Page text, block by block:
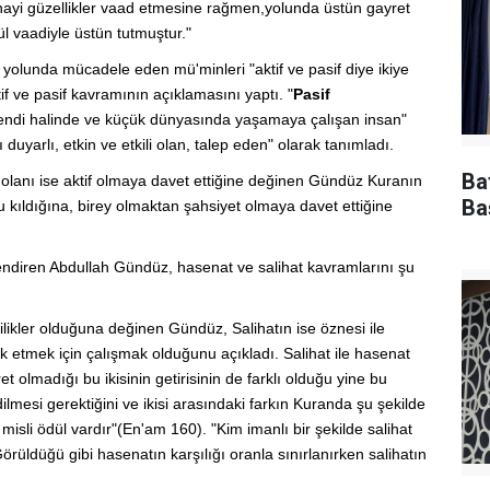
güzellikler vaad etmesine rağmen,yolunda üstün gayret
vaadiyle üstün tutmuştur."
mücadele eden mü'minleri "aktif ve pasif diye ikiye
pasif kavramının açıklamasını yaptı. "Pasif
halinde ve küçük dünyasında yaşamaya çalışan insan"
etkin ve etkili olan, talep eden" olarak tanımladı.
ise aktif olmaya davet ettiğine değinen Gündüz Kuranın
kıldığına, birey olmaktan şahsiyet olmaya davet ettiğine
Abdullah Gündüz, hasenat ve salihat kavramlarını şu
olduğuna değinen Gündüz, Salihatın ise öznesi ile
etmek için çalışmak olduğunu açıkladı. Salihat ile hasenat
olmadığı bu ikisinin getirisinin de farklı olduğu yine bu
gerektiğini ve ikisi arasındaki farkın Kuranda şu şekilde
ödül vardır"(En'am 160). "Kim imanlı bir şekilde salihat
gibi hasenatın karşılığı oranla sınırlanırken salihatın